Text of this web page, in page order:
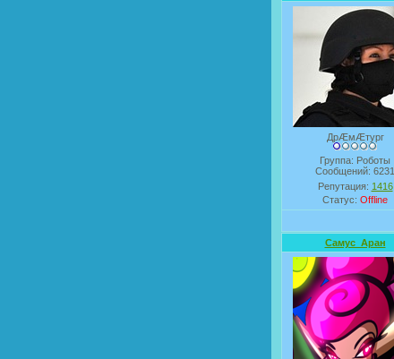
ДрÆмÆтург
Группа: Роботы
Сообщений: 6231
Репутация: 1416
Статус: Offline
Самус_Аран